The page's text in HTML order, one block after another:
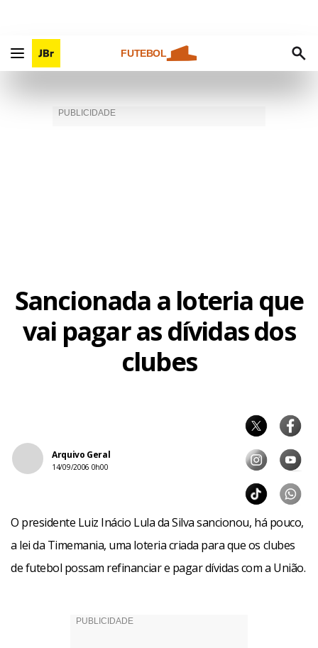
FUTEBOL
Sancionada a loteria que
vai pagar as dívidas dos
clubes
Arquivo Geral
14/09/2006 0h00
O presidente Luiz Inácio Lula da Silva sancionou, há pouco,
a lei da Timemania, uma loteria criada para que os clubes
de futebol possam refinanciar e pagar dívidas com a União.